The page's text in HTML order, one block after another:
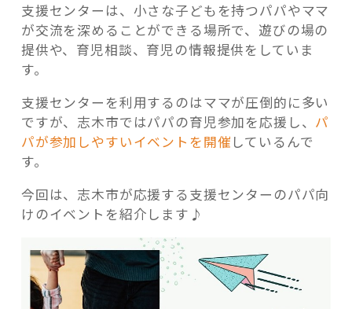
記事検索
支援センターは、小さな子どもを持つパパやママ
が交流を深めることができる場所で、遊びの場の
提供や、育児相談、育児の情報提供をしていま
す。
支援センターを利用するのはママが圧倒的に多い
ですが、志木市ではパパの育児参加を応援し、 パ
パが参加しやすいイベントを開催 しているんで
す。
今回は、志木市が応援する支援センターのパパ向
けのイベントを紹介します♪